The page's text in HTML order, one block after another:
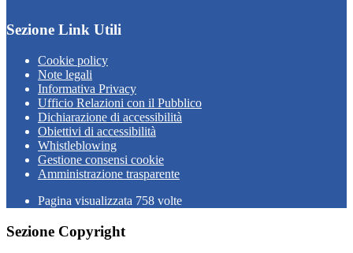
Sezione Link Utili
Cookie policy
Note legali
Informativa Privacy
Ufficio Relazioni con il Pubblico
Dichiarazione di accessibilità
Obiettivi di accessibilità
Whistleblowing
Gestione consensi cookie
Amministrazione trasparente
Pagina visualizzata 758 volte
Sezione Copyright